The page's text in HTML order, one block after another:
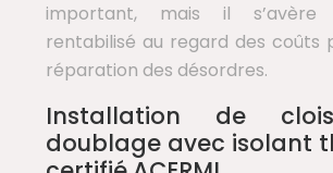
important, mais il s’avère
rentabilisé au regard des coûts
réparation des désordres.
Installation de
doublage avec isolant